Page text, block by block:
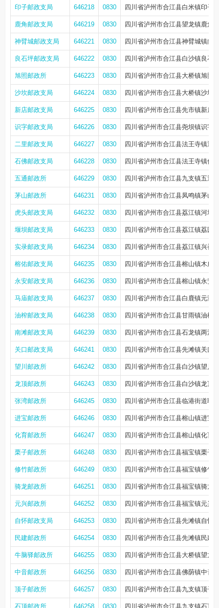
印子邮政支局 646218 0830 四川省泸州市合江县白米镇印子
鹿角邮政支局 646219 0830 四川省泸州市合江县望龙镇鹿角
神臂城邮政支局 646221 0830 四川省泸州市合江县神臂城镇向
良石坪邮政支局 646222 0830 四川省泸州市合江县白沙镇良石
旭照邮政所 646223 0830 四川省泸州市合江县大桥镇旭照
沙坎邮政支局 646224 0830 四川省泸州市合江县大桥镇沙坎
新店邮政支局 646225 0830 四川省泸州市合江县先市镇新店
识字邮政支局 646226 0830 四川省泸州市合江县尧坝镇识字
二里邮政支局 646227 0830 四川省泸州市合江县法王寺镇通
石佛邮政支局 646228 0830 四川省泸州市合江县法王寺镇佛
五通邮政所 646229 0830 四川省泸州市合江县九支镇五通
茅山邮政所 646231 0830 四川省泸州市合江县凤鸣镇茅山
虎头邮政支局 646232 0830 四川省泸州市合江县荔江镇河坝
堰坝邮政支局 646233 0830 四川省泸州市合江县荔江镇荔园
实录邮政支局 646234 0830 四川省泸州市合江县荔江镇兴裕
榕佑邮政支局 646235 0830 四川省泸州市合江县榕山镇木广
永安邮政支局 646236 0830 四川省泸州市合江县榕山镇永安
马庙邮政支局 646237 0830 四川省泸州市合江县白鹿镇元湾
油榨邮政支局 646238 0830 四川省泸州市合江县甘雨镇油榨
南滩邮政支局 646239 0830 四川省泸州市合江县石龙镇两河
关口邮政支局 646241 0830 四川省泸州市合江县先滩镇关口
望川邮政所 646242 0830 四川省泸州市合江县白沙镇望川
龙顶邮政所 646243 0830 四川省泸州市合江县白沙镇龙顶
张湾邮政所 646245 0830 四川省泸州市合江县临港街道联
进宝邮政所 646246 0830 四川省泸州市合江县榕山镇进宝
化育邮政所 646247 0830 四川省泸州市合江县榕山镇化育
栗子邮政所 646248 0830 四川省泸州市合江县福宝镇栗子
修竹邮政所 646249 0830 四川省泸州市合江县福宝镇修竹
骑龙邮政所 646251 0830 四川省泸州市合江县福宝镇骑龙
元兴邮政所 646252 0830 四川省泸州市合江县福宝镇元兴
自怀邮政支局 646253 0830 四川省泸州市合江县先滩镇自怀
民建邮政所 646254 0830 四川省泸州市合江县先滩镇民建
牛脑驿邮政所 646255 0830 四川省泸州市合江县大桥镇望龙
中音邮政所 646256 0830 四川省泸州市合江县佛荫镇中音
顶子邮政所 646257 0830 四川省泸州市合江县九支镇顶子
石顶邮政所 646258 0830 四川省泸州市合江县九支镇石顶